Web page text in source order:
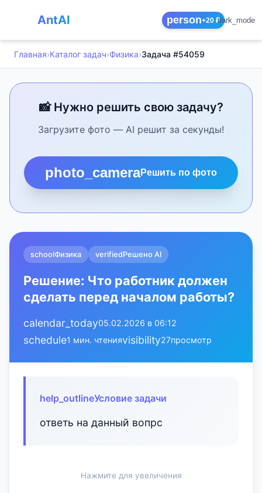
AntAI person+20 ₽dark_mode
Главная›Каталог задач›Физика›Задача #54059
📸 Нужно решить свою задачу?
Загрузите фото — AI решит за секунды!
photo_cameraРешить по фото
schoolФизика verifiedРешено AI
Решение: Что работник должен
сделать перед началом работы?
calendar_today05.02.2026 в 06:12
schedule1 мин. чтенияvisibility27просмотр
help_outlineУсловие задачи
ответь на данный вопрс
Нажмите для увеличения